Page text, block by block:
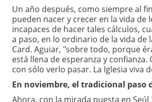
Un año después, como siempre al
pueden nacer y crecer en la vida de
incapaces de hacer tales cálculos,
a paso, en lo ordinario de la vida de
Card. Aguiar, "sobre todo, porque
está llena de esperanza y confianza.
con sólo verlo pasar. La Iglesia
En noviembre, el tradicional paso
Ahora, con la mirada puesta en Seúl